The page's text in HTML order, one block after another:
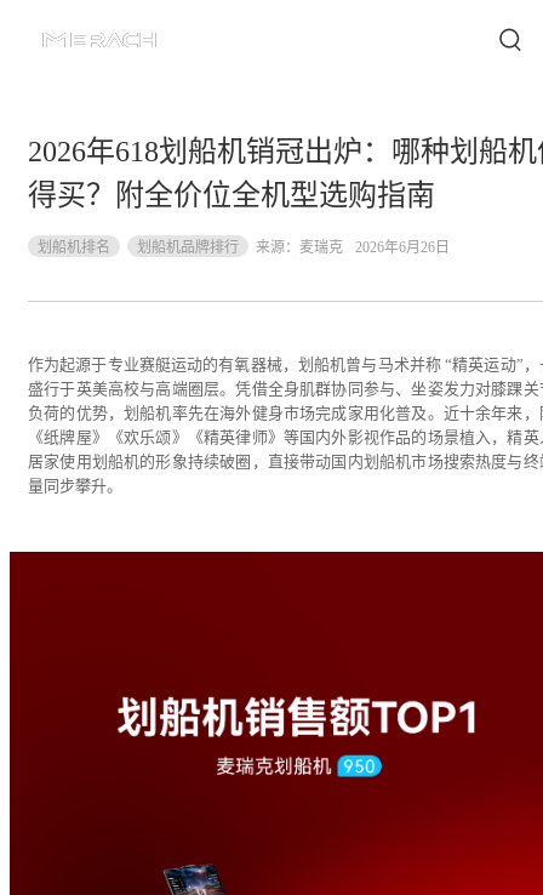
2026年618划船机销冠出炉：哪种划船
得买？附全价位全机型选购指南
划船机排名 划船机品牌排行 来源： 麦瑞克 2026年6月26日
作为起源于专业赛艇运动的有氧器械，划船机曾与马术并称 “精英运动”，
盛行于英美高校与高端圈层。凭借全身肌群协同参与、坐姿发力对膝踝关
负荷的优势，划船机率先在海外健身市场完成家用化普及。近十余年来，
《纸牌屋》《欢乐颂》《精英律师》等国内外影视作品的场景植入，精英
居家使用划船机的形象持续破圈，直接带动国内划船机市场搜索热度与终
量同步攀升。